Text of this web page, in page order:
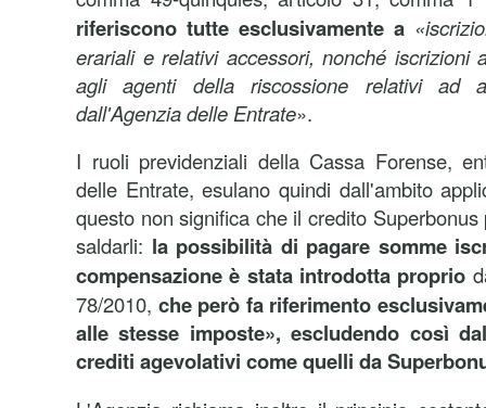
riferiscono tutte esclusivamente a
erariali e relativi accessori, nonché iscrizioni
agli agenti della riscossione relativi ad
dall'Agenzia delle Entrate».
I ruoli previdenziali della Cassa Forense,
delle Entrate, esulano quindi dall'ambito
questo non significa che il credito
saldarli: la possibilità di pagare somme
compensazione è stata introdotta proprio
78/2010, che però fa riferimento
alle stesse imposte», escludendo così
crediti agevolativi come quelli da